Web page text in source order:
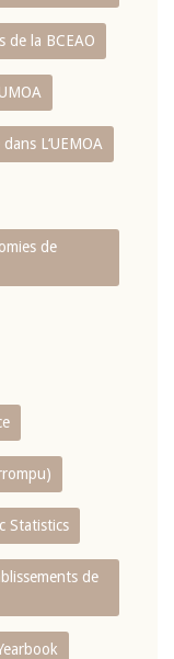
de la BCEAO
L‘UEMOA
de
Statistics
de